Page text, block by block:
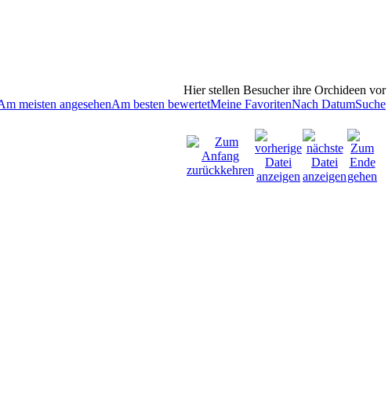
Hier stellen Besucher ihre Orchideen vor
meisten angesehenAm besten bewertetMeine FavoritenNach DatumSuche